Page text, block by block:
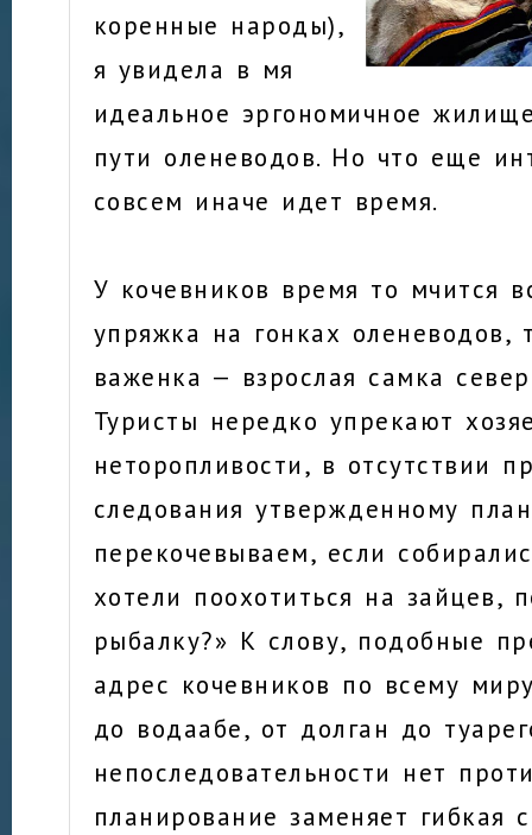
коренные народы),
я увидела в мя
идеальное эргономичное
пути оленеводов. Но что еще
совсем иначе идет время.
У кочевников время то мчится
упряжка на гонках оленеводов,
важенка — взрослая самка
Туристы нередко упрекают
неторопливости, в отсутствии
следования утвержденному
перекочевываем, если
хотели поохотиться на зайцев,
рыбалку?» К слову, подобные
адрес кочевников по всему
до водаабе, от долган до
непоследовательности нет
планирование заменяет гибкая